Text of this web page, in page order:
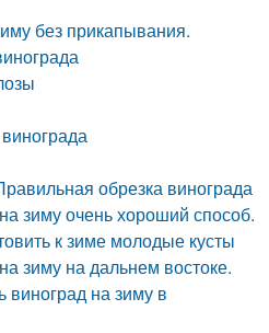
без прикапывания.
обрезка винограда
зиму очень хороший способ.
к зиме молодые кусты
зиму на дальнем востоке.
виноград на зиму в